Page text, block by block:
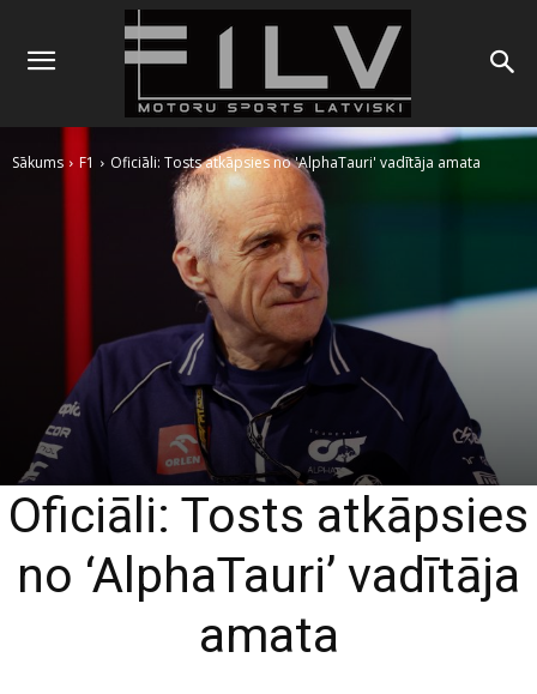
Sākums F1 Oficiāli: Tosts atkāpsies no 'AlphaTauri' vadītāja amata
Oficiāli: Tosts atkāpsies
no ‘AlphaTauri’ vadītāja
amata